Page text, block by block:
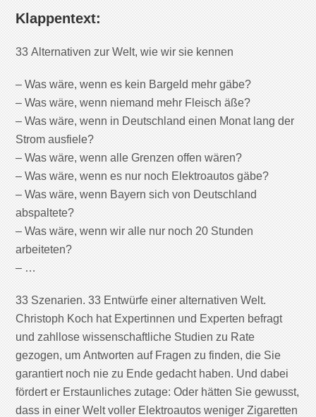
Klappentext:
33 Alternativen zur Welt, wie wir sie kennen
– Was wäre, wenn es kein Bargeld mehr gäbe?
– Was wäre, wenn niemand mehr Fleisch äße?
– Was wäre, wenn in Deutschland einen Monat lang der
Strom ausfiele?
– Was wäre, wenn alle Grenzen offen wären?
– Was wäre, wenn es nur noch Elektroautos gäbe?
– Was wäre, wenn Bayern sich von Deutschland
abspaltete?
– Was wäre, wenn wir alle nur noch 20 Stunden
arbeiteten?
– …
33 Szenarien. 33 Entwürfe einer alternativen Welt.
Christoph Koch hat Expertinnen und Experten befragt
und zahllose wissenschaftliche Studien zu Rate
gezogen, um Antworten auf Fragen zu finden, die Sie
garantiert noch nie zu Ende gedacht haben. Und dabei
fördert er Erstaunliches zutage: Oder hätten Sie gewusst,
dass in einer Welt voller Elektroautos weniger Zigaretten